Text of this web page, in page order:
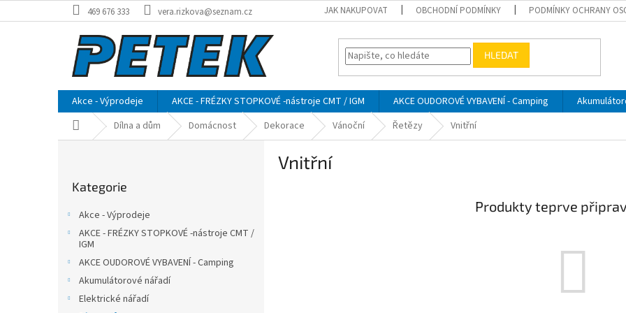
na
469 676 333 vera.rizkova@seznam.cz JAK NAKUPOVAT OBCHODNÍ PODMÍNKY PODMÍNKY OCHRANY
HLEDAT
Akce - Výprodeje AKCE - FRÉZKY STOPKOVÉ -nástroje CMT / IGM AKCE OUDOROVÉ VYBAVENÍ - Camping
Domů Dílna a dům Domácnost Dekorace Vánoční Řetězy Vnitřní
kategorie
Kategorie
Akce - Výprodeje
AKCE - FRÉZKY STOPKOVÉ -nástroje CMT /
IGM
AKCE OUDOROVÉ VYBAVENÍ - Camping
Akumulátorové nářadí
Elektrické nářadí
Vnitřní
Produkty teprve